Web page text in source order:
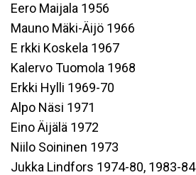
Eero Maijala 1956
Mauno Mäki-Äijö 1966
E rkki Koskela 1967
Kalervo Tuomola 1968
Erkki Hylli 1969-70
Alpo Näsi 1971
Eino Äijälä 1972
Niilo Soininen 1973
Jukka Lindfors 1974-80, 1983-84